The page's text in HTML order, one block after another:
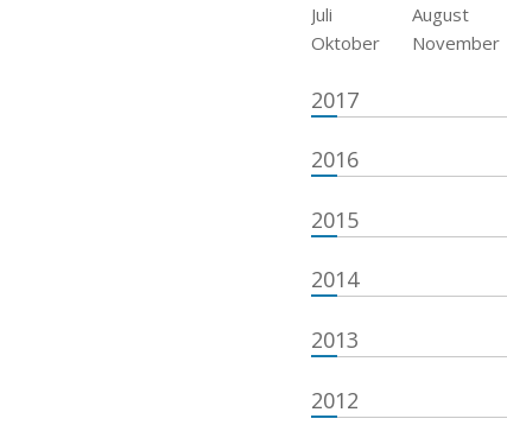
Juli
August
Oktober
November
2017
2016
2015
2014
2013
2012